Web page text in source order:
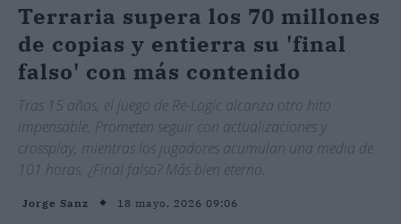
Terraria supera los 70 millones
de copias y entierra su 'final
falso' con más contenido
Tras 15 años, el juego de Re-Logic alcanza otro hito
impensable. Prometen seguir con actualizaciones y
crossplay, mientras los jugadores acumulan una media de
101 horas. ¿Final falso? Más bien eterno.
Jorge Sanz 18 mayo, 2026 09:06